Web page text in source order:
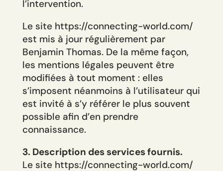
l’intervention.
Le site https://connecting-world.com/
est mis à jour régulièrement par
Benjamin Thomas. De la même façon,
les mentions légales peuvent être
modifiées à tout moment : elles
s’imposent néanmoins à l’utilisateur qui
est invité à s’y référer le plus souvent
possible afin d’en prendre
connaissance.
3. Description des services fournis.
Le site https://connecting-world.com/